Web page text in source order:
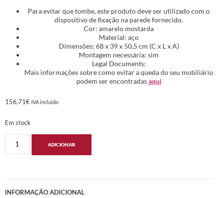
Para evitar que tombe, este produto deve ser utilizado com o
dispositivo de fixação na parede fornecido.
Cor: amarelo mostarda
Material: aço
Dimensões: 68 x 39 x 50,5 cm (C x L x A)
Montagem necessária: sim
Legal Documents:
Mais informações sobre como evitar a queda do seu mobiliário
podem ser encontradasaqui
156,71€ IVA incluido
Em stock
ADICIONAR
INFORMAÇÃO ADICIONAL